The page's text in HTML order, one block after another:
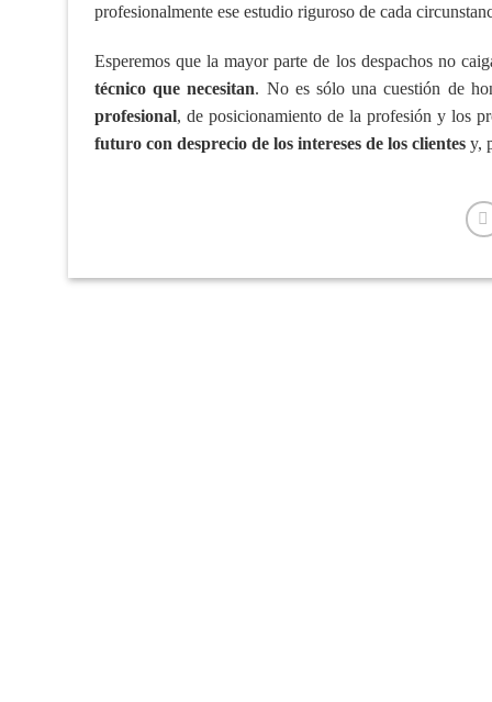
profesionalmente ese estudio riguroso de cada
Esperemos que la mayor parte de los despachos no
técnico que necesitan. No es sólo una cuestión de
profesional, de posicionamiento de la profesión y los
futuro con desprecio de los intereses de los clientes y,